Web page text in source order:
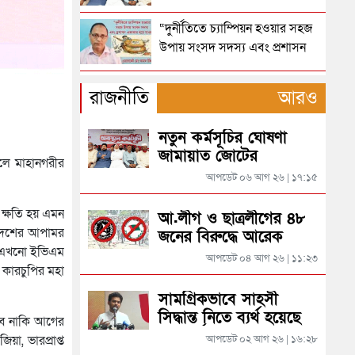
মাহানগরীর
হয় এমন
আপামর
এখনো ইভিএম
মহা
নাকি আগের
ভারপ্রাপ্ত
সিলেটে পুলিশের অভিযানে গ্রেপ্তার
৩৫
সিলেট সীমান্তে কোটি টাকার
হারানো ঐতিহ্য ও সৌন্দর্যে ফিরছে
সিলেটের আরেকটি পুকুর
সিলেট সীমান্তে প্রায় কোটি টাকার
সিলেটে মৃত্যুর মিছিলে আরও দুই জন
ভালোবাসার টানে চীনের যুবক
সিলেটে, অতঃপর যা ঘটলো..
“দুর্নীতিতে চ্যাম্পিয়ন হওয়ার সহজ
উপায় সংসদ সদস্য এবং প্রশাসন
একাকার হয়ে যাওয়া”
রাষ্ট্রপতি নির্বাচনের তারিখ ঘোষণা
সিলেটে ফাহিমা ধর্ষণচেষ্টা ও হত্যা
মামলায় জাকিরের মৃত্যুদণ্ড
শিশুর মৃত্যু
রাজধানীর মাদারটেক থেকে তরুণীর
দিল্লিতে শেখ হাসিনার বক্তব্য দেওয়া
নিয়ে পররাষ্ট্র মন্ত্রণালয়ের ক্ষোভ
রাজনীতি আরও
নতুন কর্মসূচির ঘোষণা
জামায়াত জোটের
আপডেট ০৬ আগ ২৬ | ১৭:১৫
আ.লীগ ও ছাত্রলীগের ৪৮
জনের বিরুদ্ধে আরেক
আপডেট ০৪ আগ ২৬ | ১১:২৩
সামগ্রিকভাবে সাহসী
সিদ্ধান্ত নিতে ব্যর্থ হয়েছে
অন্তর্বর্তীকালীন সরকার:
আপডেট ০২ আগ ২৬ | ১৬:২৮